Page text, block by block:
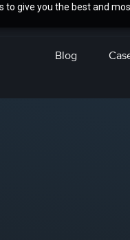
to give you the best and
Blog